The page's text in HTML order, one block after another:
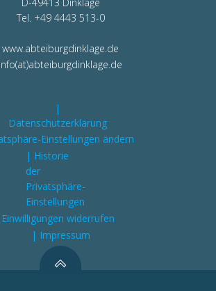
Tel. +49 4443 513-0
www.abteiburgdinklage.de
info(at)abteiburgdinklage.de
|
Datenschutzerklärung
Einstellungen ändern
| Historie
der
Privatsphäre-
Einstellungen
widerrufen
| Impressum